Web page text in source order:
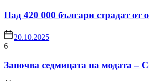
Над 420 000 българи страдат от
20.10.2025
6
Започва седмицата на модата –